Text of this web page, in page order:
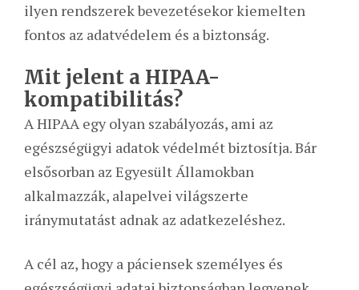
ilyen rendszerek bevezetésekor kiemelten
fontos az adatvédelem és a biztonság.
Mit jelent a HIPAA-
kompatibilitás?
A HIPAA egy olyan szabályozás, ami az
egészségügyi adatok védelmét biztosítja. Bár
elsősorban az Egyesült Államokban
alkalmazzák, alapelvei világszerte
iránymutatást adnak az adatkezeléshez.
A cél az, hogy a páciensek személyes és